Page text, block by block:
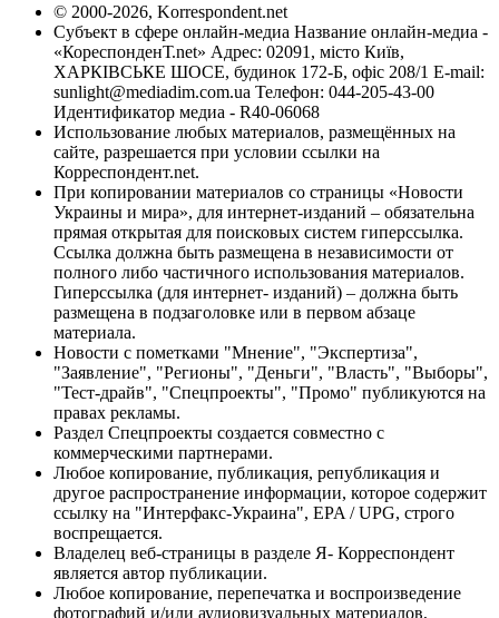
© 2000-2026, Korrespondent.net
Субъект в сфере онлайн-медиа Название онлайн-медиа -
«КореспонденТ.net» Адрес: 02091, місто Київ,
ХАРКІВСЬКЕ ШОСЕ, будинок 172-Б, офіс 208/1 E-mail:
sunlight@mediadim.com.ua Телефон: 044-205-43-00
Идентификатор медиа - R40-06068
Использование любых материалов, размещённых на
сайте, разрешается при условии ссылки на
Корреспондент.net.
При копировании материалов со страницы «Новости
Украины и мира», для интернет-изданий – обязательна
прямая открытая для поисковых систем гиперссылка.
Ссылка должна быть размещена в независимости от
полного либо частичного использования материалов.
Гиперссылка (для интернет- изданий) – должна быть
размещена в подзаголовке или в первом абзаце
материала.
Новости с пометками "Мнение", "Экспертиза",
"Заявление", "Регионы", "Деньги", "Власть", "Выборы",
"Тест-драйв", "Спецпроекты", "Промо" публикуются на
правах рекламы.
Раздел Спецпроекты создается совместно с
коммерческими партнерами.
Любое копирование, публикация, републикация и
другое распространение информации, которое содержит
ссылку на "Интерфакс-Украина", EPA / UPG, строго
воспрещается.
Владелец веб-страницы в разделе Я- Корреспондент
является автор публикации.
Любое копирование, перепечатка и воспроизведение
фотографий и/или аудиовизуальных материалов,